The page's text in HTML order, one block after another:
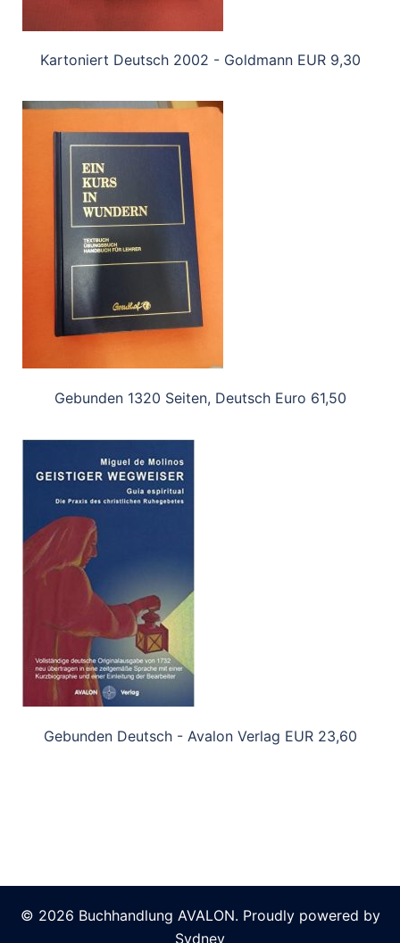
Kartoniert Deutsch 2002 - Goldmann EUR 9,30
Gebunden 1320 Seiten, Deutsch Euro 61,50
Gebunden Deutsch - Avalon Verlag EUR 23,60
© 2026 Buchhandlung AVALON. Proudly powered by
Sydney